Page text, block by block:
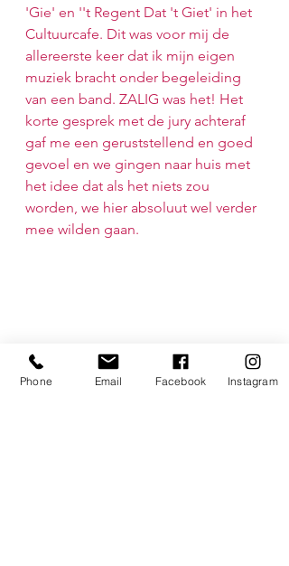
'Gie' en ''t Regent Dat 't Giet' in het
Cultuurcafe. Dit was voor mij de
allereerste keer dat ik mijn eigen
muziek bracht onder begeleiding
van een band. ZALIG was het! Het
korte gesprek met de jury achteraf
gaf me een geruststellend en goed
gevoel en we gingen naar huis met
het idee dat als het niets zou
worden, we hier absoluut wel verder
mee wilden gaan.
Phone Email Facebook Instagram